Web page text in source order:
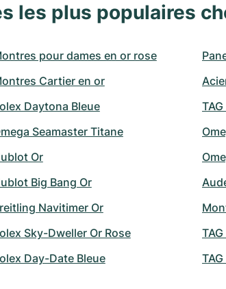
les plus populaires
pour dames en or rose
Cartier en or
Daytona Bleue
Seamaster Titane
Or
Big Bang Or
Navitimer Or
Sky-Dweller Or Rose
Day-Date Bleue